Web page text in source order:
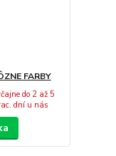
FARBY
do 2 až 5
dní u nás